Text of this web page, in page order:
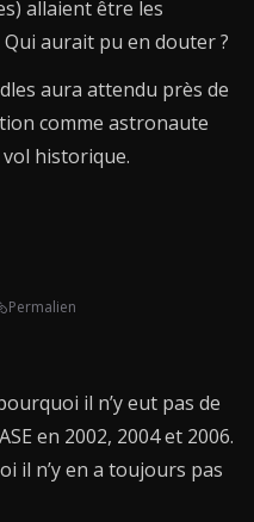
allaient être les
aurait pu en douter ?
aura attendu près de
comme astronaute
historique.
Permalien
il n’y eut pas de
en 2002, 2004 et 2006.
il n’y en a toujours pas